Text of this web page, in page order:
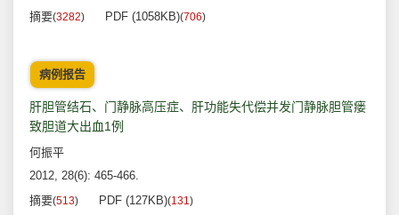
摘要(3282) PDF (1058KB)(706)
病例报告
肝胆管结石、门静脉高压症、肝功能失代偿并发门静脉胆管瘘
致胆道大出血1例
何振平
2012, 28(6): 465-466.
摘要(513) PDF (127KB)(131)